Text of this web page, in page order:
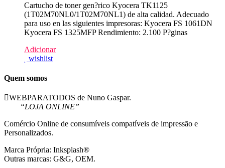
Cartucho de toner gen?rico Kyocera TK1125
(1T02M70NL0/1T02M70NL1) de alta calidad. Adecuado
para uso en las siguientes impresoras: Kyocera FS 1061DN
Kyocera FS 1325MFP Rendimiento: 2.100 P?ginas
Adicionar
wishlist
Quem somos
WEBPARATODOS de Nuno Gaspar.
“LOJA ONLINE”
Comércio Online de consumíveis compatíveis de impressão e
Personalizados.
Marca Própria: Inksplash®
Outras marcas: G&G, OEM.